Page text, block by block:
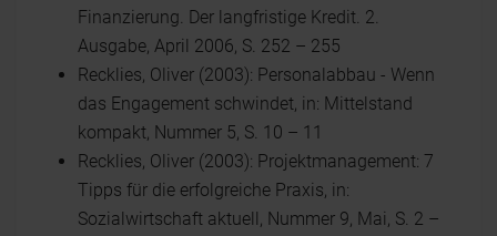
Finanzierung. Der langfristige Kredit. 2.
Ausgabe, April 2006, S. 252 – 255
Recklies, Oliver (2003): Personalabbau - Wenn
das Engagement schwindet, in: Mittelstand
kompakt, Nummer 5, S. 10 – 11
Recklies, Oliver (2003): Projektmanagement: 7
Tipps für die erfolgreiche Praxis, in:
Sozialwirtschaft aktuell, Nummer 9, Mai, S. 2 –